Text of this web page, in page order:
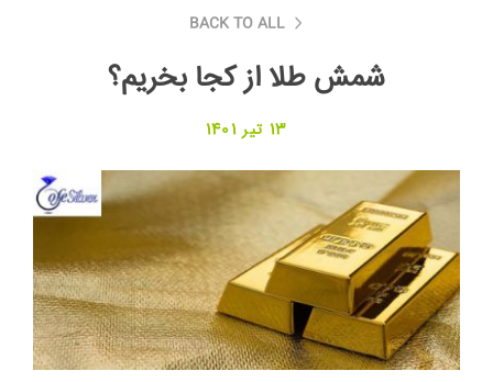
BACK TO ALL
شمش طلا از کجا بخریم؟
13 تیر 1401